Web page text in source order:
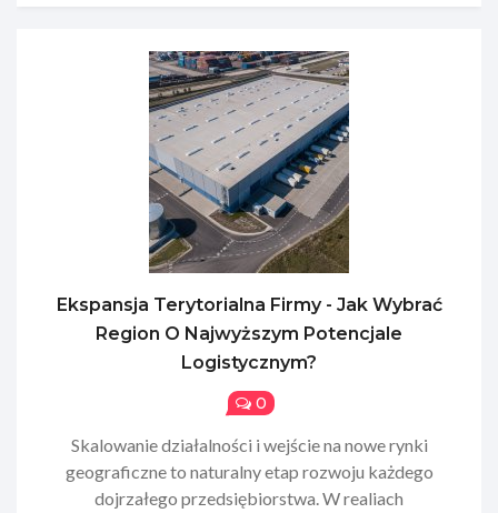
Ekspansja Terytorialna Firmy - Jak Wybrać
Region O Najwyższym Potencjale
Logistycznym?
0
Skalowanie działalności i wejście na nowe rynki
geograficzne to naturalny etap rozwoju każdego
dojrzałego przedsiębiorstwa. W realiach